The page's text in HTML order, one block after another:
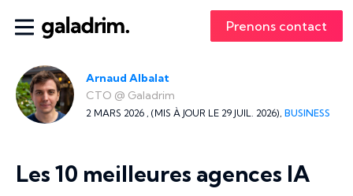
Prenons contact
Arnaud Albalat
CTO @ Galadrim
2 MARS 2026 , (MIS À JOUR LE 29 JUIL. 2026), BUSINESS
Les 10 meilleures agences IA